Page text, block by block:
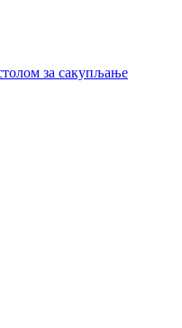
за сакупљање